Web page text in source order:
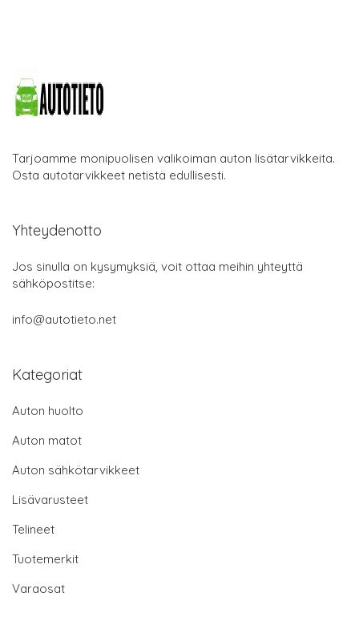
Tarjoamme monipuolisen valikoiman auton lisätarvikkeita.
Osta autotarvikkeet netistä edullisesti.
Yhteydenotto
Jos sinulla on kysymyksiä, voit ottaa meihin yhteyttä
sähköpostitse:
info@autotieto.net
Kategoriat
Auton huolto
Auton matot
Auton sähkötarvikkeet
Lisävarusteet
Telineet
Tuotemerkit
Varaosat